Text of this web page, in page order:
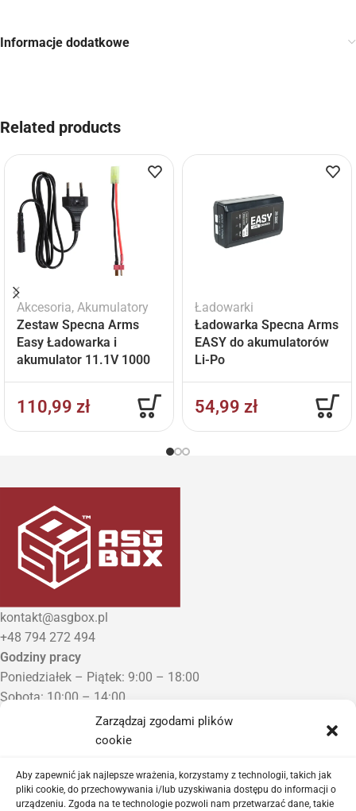
Zarządzaj zgodami plików
cookie
Aby zapewnić jak najlepsze wrażenia, korzystamy z technologii, takich jak
pliki cookie, do przechowywania i/lub uzyskiwania dostępu do informacji o
urządzeniu. Zgoda na te technologie pozwoli nam przetwarzać dane, takie
Informacje dodatkowe
Related products
Akcesoria, Akumulatory
Zestaw Specna Arms
Easy Ładowarka i
akumulator 11.1V 1000
110,99 zł
Ładowarki
Ładowarka Specna Arms
EASY do akumulatorów
Li-Po
54,99 zł
kontakt@asgbox.pl
+48 794 272 494
Godziny pracy
Poniedziałek – Piątek: 9:00 – 18:00
Sobota: 10:00 – 14:00
Niedziela: Zamknięte
Punkt Odbioru zamówień
Proszę o wcześniejszy kontakt telefoniczny